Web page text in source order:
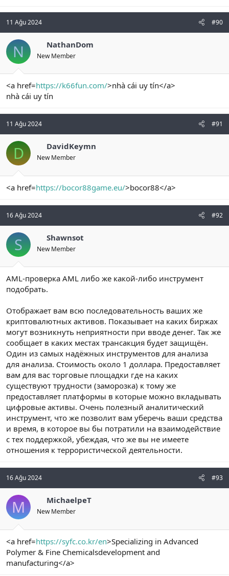
11 Ağu 2024 #90
N NathanDom
New Member
<a href=https://k66fun.com/>nhà cái uy tín</a>
nhà cái uy tín
11 Ağu 2024 #91
D DavidKeymn
New Member
<a href=https://bocor88game.eu/>bocor88</a>
16 Ağu 2024 #92
S Shawnsot
New Member
AML-проверка AML либо же какой-либо инструмент
подобрать.
Отображает вам всю последовательность ваших же
криптовалютных активов. Показывает на каких биржах
могут возникнуть неприятности при вводе денег. Так же
сообщает в каких местах трансакция будет защищён.
Один из самых надёжных инструментов для анализа
для анализа. Стоимость около 1 доллара. Предоставляет
вам для вас торговые площадки где на каких
существуют трудности (заморозка) к тому же
предоставляет платформы в которые можно вкладывать
цифровые активы. Очень полезный аналитический
инструмент, что же позволит вам уберечь ваши средства
и время, в которое вы бы потратили на взаимодействие
с тех поддержкой, убеждая, что же вы не имеете
отношения к террористической деятельности.
16 Ağu 2024 #93
M MichaelpeT
New Member
<a href=https://syfc.co.kr/en>Specializing in Advanced
Polymer & Fine Chemicalsdevelopment and
manufacturing</a>